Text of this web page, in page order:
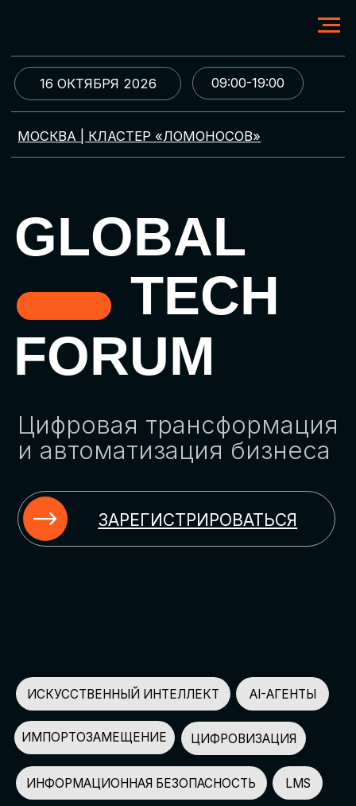
МОСКВА | КЛАСТЕР «ЛОМОНОСОВ»
GLOBAL
TECH
FORUM
Цифровая трансформация
и автоматизация бизнеса
ЗАРЕГИСТРИРОВАТЬСЯ
09:00-19:00
16 ОКТЯБРЯ 2026
ИСКУССТВЕННЫЙ ИНТЕЛЛЕКТ
НЕЙРОСЕТИ ДЛЯ БИЗНЕСА
КЭДО
ЦИФРОВИЗАЦИЯ
АВТОМАТИЗАЦИЯ HR
АВТОМАТИЗАЦИЯ МАРКЕТИНГА И ПРОДАЖ
AI-АССИСТЕНТЫ
ЧАТ-БОТЫ
ИМПОРТОЗАМЕЩЕНИЕ